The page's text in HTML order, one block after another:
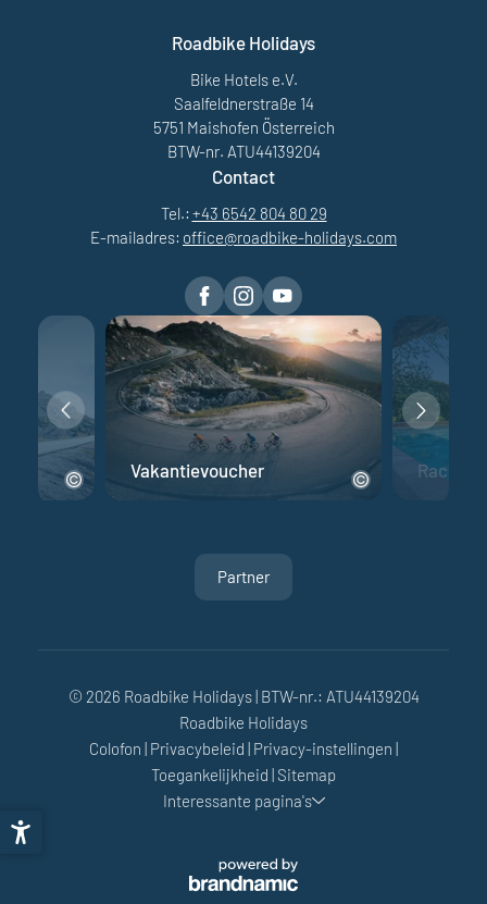
Roadbike Holidays
Bike Hotels e.V.
Saalfeldnerstraße 14
5751 Maishofen Österreich
BTW-nr. ATU44139204
Contact
Tel.: +43 6542 804 80 29
E-mailadres: office@roadbike-holidays.com
Vakantievoucher
Partner
© 2026 Roadbike Holidays| BTW-nr.: ATU44139204
Roadbike Holidays
Colofon | Privacybeleid | Privacy-instellingen |
Toegankelijkheid | Sitemap
Interessante pagina's